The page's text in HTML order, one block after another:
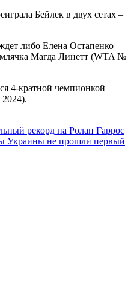
Бейлек в двух сетах –
либо Елена Остапенко
Магда Линетт (WTA №
4-кратной чемпионкой
рекорд на Ролан Гаррос
Украины не прошли первый